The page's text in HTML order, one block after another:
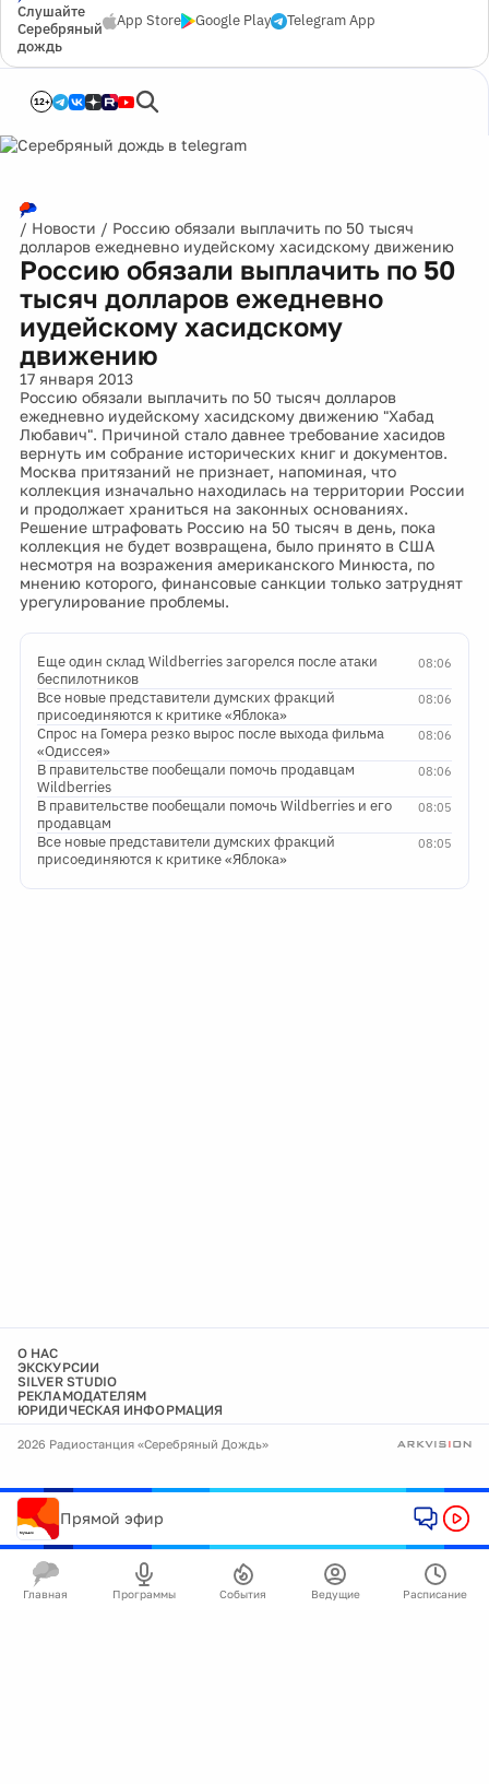
Слушайте
Серебряный
дождь
App Store Google Play Telegram App
12+
/ Новости / Россию обязали выплачить по 50 тысяч
долларов ежедневно иудейскому хасидскому движению
Россию обязали выплачить по 50
тысяч долларов ежедневно
иудейскому хасидскому
движению
17 января 2013
Россию обязали выплачить по 50 тысяч долларов
ежедневно иудейскому хасидскому движению "Хабад
Любавич". Причиной стало давнее требование хасидов
вернуть им собрание исторических книг и документов.
Москва притязаний не признает, напоминая, что
коллекция изначально находилась на территории России
и продолжает храниться на законных основаниях.
Решение штрафовать Россию на 50 тысяч в день, пока
коллекция не будет возвращена, было принято в США
несмотря на возражения американского Минюста, по
мнению которого, финансовые санкции только затруднят
урегулирование проблемы.
08:06
Еще один склад Wildberries загорелся после атаки
беспилотников
08:06
Все новые представители думских фракций
присоединяются к критике «Яблока»
08:06
Спрос на Гомера резко вырос после выхода фильма
«Одиссея»
08:06
В правительстве пообещали помочь продавцам
Wildberries
08:05
В правительстве пообещали помочь Wildberries и его
продавцам
08:05
Все новые представители думских фракций
присоединяются к критике «Яблока»
О НАС
ЭКСКУРСИИ
SILVER STUDIO
РЕКЛАМОДАТЕЛЯМ
ЮРИДИЧЕСКАЯ ИНФОРМАЦИЯ
2026 Радиостанция «Серебряный Дождь»
Прямой эфир
Главная Программы События Ведущие Расписание